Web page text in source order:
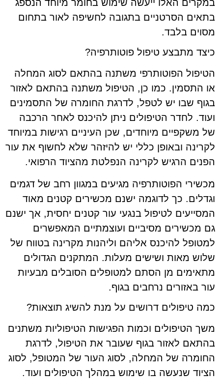
במקרים האלו ייעשה שימוש בחומר מיוחד הנספג
בתאים הסרטניים בתגובה לחשיפה לאור בתחום
מסוים בלבד.
כיצד מתבצע טיפול פוטותרפיה?
הטיפול הפוטותרפי משתנה בהתאם לסוג המחלה
או התסמין. כמו כן, הטיפול משתנה בהתאם לאזור
בגוף שבו יש לטפל, לדרגת החומרה של התסמינים
ועוד. לחדר הטיפולים ניתן להיכנס לאחר הרכבה
של משקפיים מיוחדים, שכן העיניים רגישות במיוחד
לקרינה ובאופן כללי יש להיזהר שלא לחשוף את עור
הפנים הרגיש לקרינה הנפלטת מהציוד הרפואי.
מכשירי הפוטותרפיה מגיעים במגוון רחב של דגמים
וגדלים. כך לדוגמה ישנם מכשירים קטנים מאוד
המסייעים לטיפול בנגעי עור קטנים יחסית, אך ישנם
גם מכשירים מסיביים ועוצמתיים המאפשרים
למטופל להיכנס אליהם וליהנות מקרינה בטווח של
שלוש מאות ושישים מעלות. המתקנים הגדולים
מתאימים מן הסתם למטופלים הסובלים מבעיות
עור באזורים נרחבים בגוף.
כמה טיפולים דרושים על מנת להשיג תוצאות?
משך הטיפולים וכמות הפגישות הטיפוליות משתנים
בהתאם לאזור בגוף שעובר את הטיפול, לדרגת
החומרה של המחלה, לסוג העור של המטופל, לסוג
הציוד שנעשה בו שימוש במהלך הטיפולים ועוד.